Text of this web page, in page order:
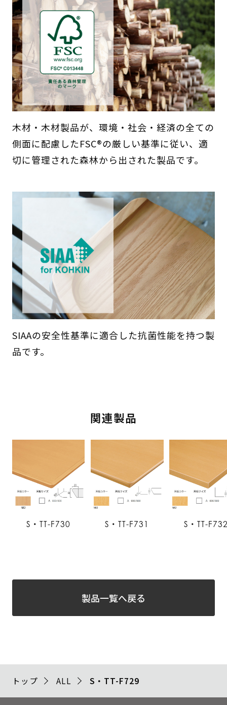
木材・木材製品が、環境・社会・経済の全ての
側面に配慮したFSC®の厳しい基準に従い、適
切に管理された森林から出された製品です。
SIAAの安全性基準に適合した抗菌性能を持つ製
品です。
関連製品
S・TT-F730 S・TT-F731 S・TT-
製品一覧へ戻る
トップ ALL S・TT-F729